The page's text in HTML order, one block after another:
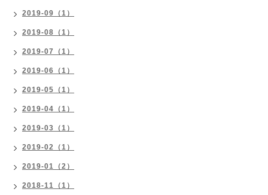
2019-09（1）
2019-08（1）
2019-07（1）
2019-06（1）
2019-05（1）
2019-04（1）
2019-03（1）
2019-02（1）
2019-01（2）
2018-11（1）